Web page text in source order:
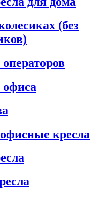
(без
офиса
кресла